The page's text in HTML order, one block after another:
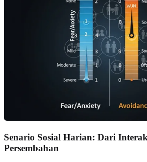
Senario Sosial Harian: Dari
Persembahan